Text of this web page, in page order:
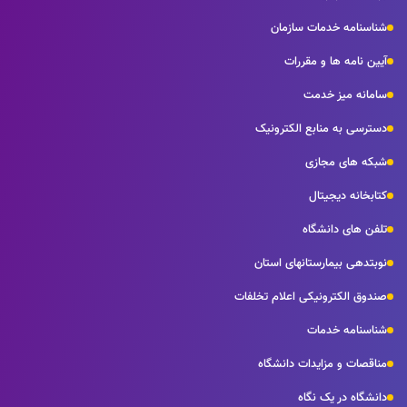
شناسنامه خدمات سازمان
آیین نامه ها و مقررات
سامانه میز خدمت
دسترسی به منابع الکترونیک
شبکه های مجازی
کتابخانه دیجیتال
تلفن های دانشگاه
نوبتدهی بیمارستانهای استان
صندوق الکترونیکی اعلام تخلفات
شناسنامه خدمات
مناقصات و مزایدات دانشگاه
دانشگاه در یک نگاه